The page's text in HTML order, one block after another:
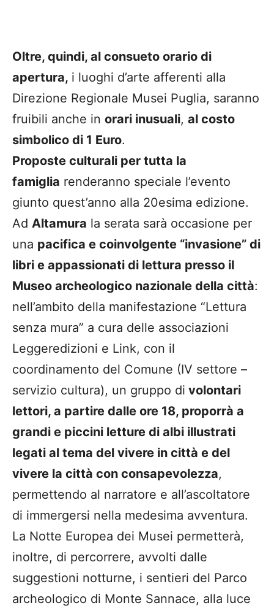
Oltre, quindi, al consueto orario di
apertura, i luoghi d’arte afferenti alla
Direzione Regionale Musei Puglia, saranno
fruibili anche in orari inusuali, al costo
simbolico di 1 Euro.
Proposte culturali per tutta la
famiglia renderanno speciale l’evento
giunto quest’anno alla 20esima edizione.
Ad Altamura la serata sarà occasione per
una pacifica e coinvolgente “invasione” di
libri e appassionati di lettura presso il
Museo archeologico nazionale della città:
nell’ambito della manifestazione “Lettura
senza mura” a cura delle associazioni
Leggeredizioni e Link, con il
coordinamento del Comune (IV settore –
servizio cultura), un gruppo di volontari
lettori, a partire dalle ore 18, proporrà a
grandi e piccini letture di albi illustrati
legati al tema del vivere in città e del
vivere la città con consapevolezza,
permettendo al narratore e all’ascoltatore
di immergersi nella medesima avventura.
La Notte Europea dei Musei permetterà,
inoltre, di percorrere, avvolti dalle
suggestioni notturne, i sentieri del Parco
archeologico di Monte Sannace, alla luce